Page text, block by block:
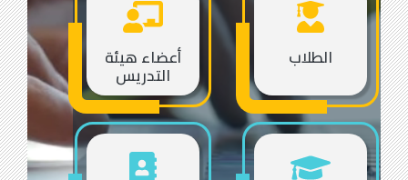
الطلاب أعضاء هيئة
التدريس